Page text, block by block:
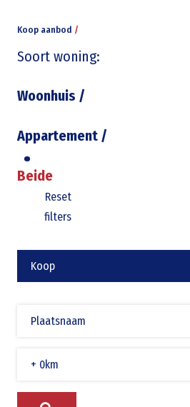
Koop aanbod /
Soort woning:
Woonhuis /
Appartement /
Beide
Reset
filters